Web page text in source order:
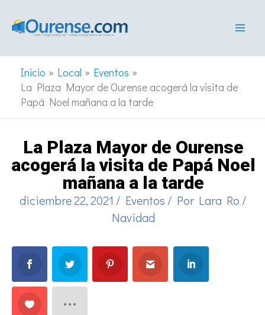
Inicio Local
Eventos
La Plaza Mayor de Ourense acogerá la visita de
Papá Noel mañana a la tarde
La Plaza Mayor de Ourense
acogerá la visita de Papá Noel
mañana a la tarde
diciembre 22, 2021 / Eventos / Por Lara Ro /
Navidad